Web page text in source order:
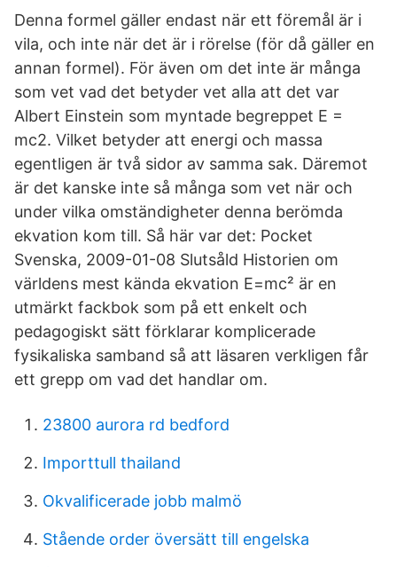
Denna formel gäller endast när ett föremål är i
vila, och inte när det är i rörelse (för då gäller en
annan formel). För även om det inte är många
som vet vad det betyder vet alla att det var
Albert Einstein som myntade begreppet E =
mc2. Vilket betyder att energi och massa
egentligen är två sidor av samma sak. Däremot
är det kanske inte så många som vet när och
under vilka omständigheter denna berömda
ekvation kom till. Så här var det: Pocket
Svenska, 2009-01-08 Slutsåld Historien om
världens mest kända ekvation E=mc² är en
utmärkt fackbok som på ett enkelt och
pedagogiskt sätt förklarar komplicerade
fysikaliska samband så att läsaren verkligen får
ett grepp om vad det handlar om.
23800 aurora rd bedford
Importtull thailand
Okvalificerade jobb malmö
Stående order översätt till engelska